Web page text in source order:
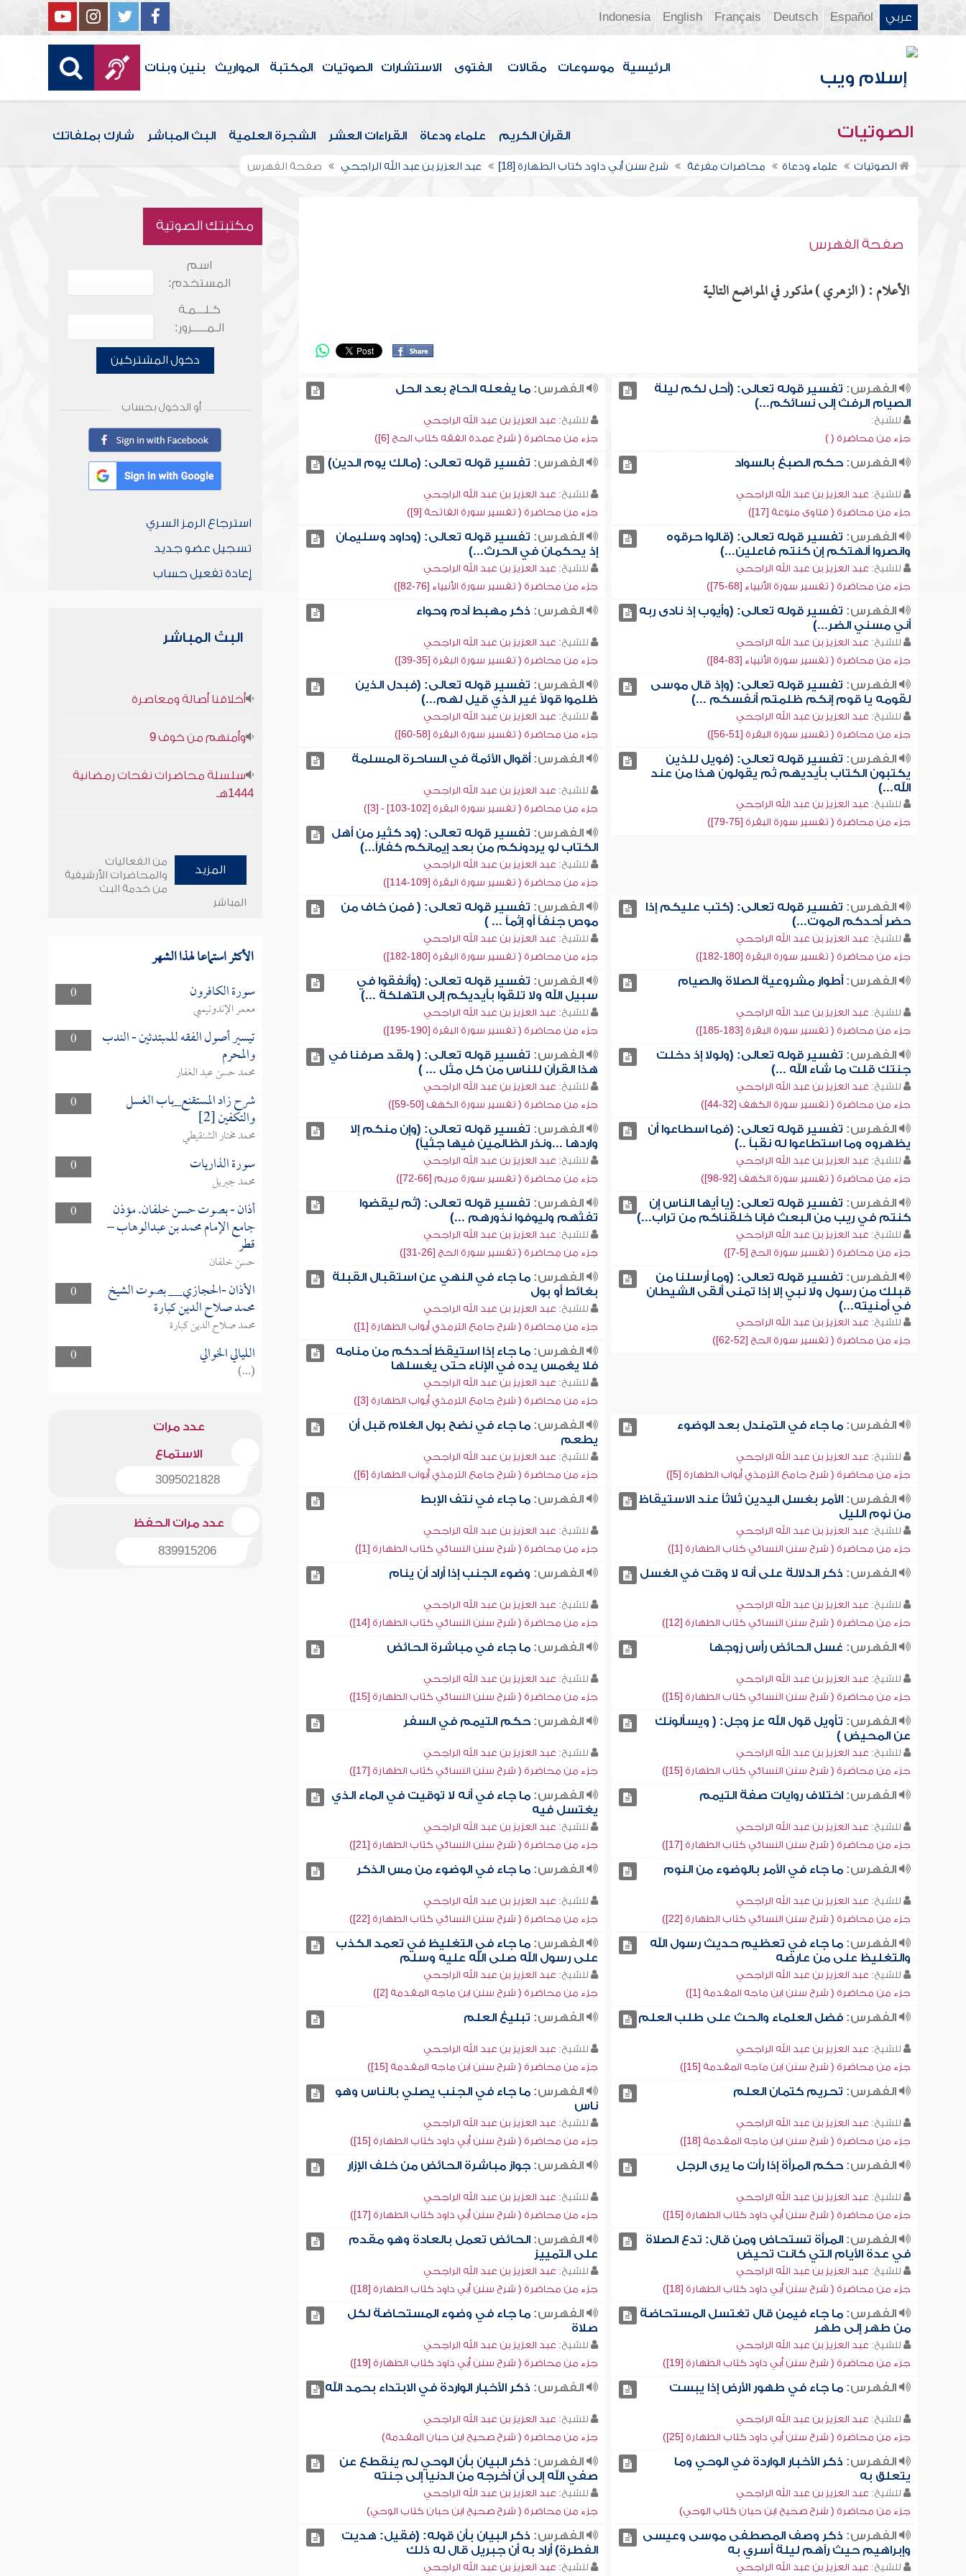
عربي Español
Deutsch
Français
English
Indonesia
الرئيسية موسوعات مقالات الفتوى الاستشارات الصوتيات المكتبة المواريث بنين وبنات
الصوتيات القرآن الكريم علماء ودعاة القراءات العشر الشجرة العلمية البث المباشر شارك بملفاتك
الصوتيات علماء ودعاة محاضرات مفرغة شرح سنن أبي داود كتاب الطهارة [18] عبد العزيز بن عبد الله الراجحي صفحة الفهرس
صفحة الفهرس
الأعلام : ( الزهري ) مذكور في المواضع التالية
الفهرس: تفسير قوله تعالى: (أحل لكم ليلة
الصيام الرفث إلى نسائكم...)
للشيخ:
جزء من محاضرة ( )
الفهرس: ما يفعله الحاج بعد الحل
للشيخ: عبد العزيز بن عبد الله الراجحي
جزء من محاضرة ( شرح عمدة الفقه كتاب الحج [6])
الفهرس:حكم الصبغ بالسواد
للشيخ: عبد العزيز بن عبد الله الراجحي
جزء من محاضرة ( فتاوى منوعة [17])
الفهرس: تفسير قوله تعالى: (مالك يوم الدين)
للشيخ: عبد العزيز بن عبد الله الراجحي
جزء من محاضرة ( تفسير سورة الفاتحة [9])
الفهرس: تفسير قوله تعالى: (قالوا حرقوه
وانصروا آلهتكم إن كنتم فاعلين...)
للشيخ: عبد العزيز بن عبد الله الراجحي
جزء من محاضرة ( تفسير سورة الأنبياء [68-75])
الفهرس: تفسير قوله تعالى: (وداود وسليمان
إذ يحكمان في الحرث...)
للشيخ: عبد العزيز بن عبد الله الراجحي
جزء من محاضرة ( تفسير سورة الأنبياء [76-82])
الفهرس: تفسير قوله تعالى: (وأيوب إذ نادى ربه
أني مسني الضر...)
للشيخ: عبد العزيز بن عبد الله الراجحي
جزء من محاضرة ( تفسير سورة الأنبياء [83-84])
الفهرس: ذكر مهبط آدم وحواء
للشيخ: عبد العزيز بن عبد الله الراجحي
جزء من محاضرة ( تفسير سورة البقرة [35-39])
الفهرس: تفسير قوله تعالى: (وإذ قال موسى
لقومه يا قوم إنكم ظلمتم أنفسكم ...)
للشيخ: عبد العزيز بن عبد الله الراجحي
جزء من محاضرة ( تفسير سورة البقرة [51-56])
الفهرس: تفسير قوله تعالى: (فبدل الذين
ظلموا قولاً غير الذي قيل لهم...)
للشيخ: عبد العزيز بن عبد الله الراجحي
جزء من محاضرة ( تفسير سورة البقرة [58-60])
الفهرس: تفسير قوله تعالى: (فويل للذين
يكتبون الكتاب بأيديهم ثم يقولون هذا من عند
الله...)
للشيخ: عبد العزيز بن عبد الله الراجحي
جزء من محاضرة ( تفسير سورة البقرة [75-79])
الفهرس: أقوال الأئمة في الساحرة المسلمة
للشيخ: عبد العزيز بن عبد الله الراجحي
جزء من محاضرة ( تفسير سورة البقرة [102-103] - [3])
الفهرس: تفسير قوله تعالى: (ود كثير من أهل
الكتاب لو يردونكم من بعد إيمانكم كفاراً...)
للشيخ: عبد العزيز بن عبد الله الراجحي
جزء من محاضرة ( تفسير سورة البقرة [109-114])
الفهرس: تفسير قوله تعالى: (كتب عليكم إذا
حضر أحدكم الموت...)
للشيخ: عبد العزيز بن عبد الله الراجحي
جزء من محاضرة ( تفسير سورة البقرة [180-182])
الفهرس: تفسير قوله تعالى: ( فمن خاف من
موص جنفاً أو إثماً ... )
للشيخ: عبد العزيز بن عبد الله الراجحي
جزء من محاضرة ( تفسير سورة البقرة [180-182])
الفهرس:أطوار مشروعية الصلاة والصيام
للشيخ: عبد العزيز بن عبد الله الراجحي
جزء من محاضرة ( تفسير سورة البقرة [183-185])
الفهرس: تفسير قوله تعالى: (وأنفقوا في
سبيل الله ولا تلقوا بأيديكم إلى التهلكة ...)
للشيخ: عبد العزيز بن عبد الله الراجحي
جزء من محاضرة ( تفسير سورة البقرة [190-195])
الفهرس: تفسير قوله تعالى: (ولولا إذ دخلت
جنتك قلت ما شاء الله ...)
للشيخ: عبد العزيز بن عبد الله الراجحي
جزء من محاضرة ( تفسير سورة الكهف [32-44])
الفهرس: تفسير قوله تعالى: ( ولقد صرفنا في
هذا القرآن للناس من كل مثل ... )
للشيخ: عبد العزيز بن عبد الله الراجحي
جزء من محاضرة ( تفسير سورة الكهف [50-59])
الفهرس: تفسير قوله تعالى: (فما اسطاعوا أن
يظهروه وما استطاعوا له نقباً ..)
للشيخ: عبد العزيز بن عبد الله الراجحي
جزء من محاضرة ( تفسير سورة الكهف [92-98])
الفهرس: تفسير قوله تعالى: (وإن منكم إلا
واردها ...ونذر الظالمين فيها جثياً)
للشيخ: عبد العزيز بن عبد الله الراجحي
جزء من محاضرة ( تفسير سورة مريم [66-72])
الفهرس: تفسير قوله تعالى: (يا أيها الناس إن
كنتم في ريب من البعث فإنا خلقناكم من تراب...)
للشيخ: عبد العزيز بن عبد الله الراجحي
جزء من محاضرة ( تفسير سورة الحج [5-7])
الفهرس: تفسير قوله تعالى: (ثم ليقضوا
تفثهم وليوفوا نذورهم ...)
للشيخ: عبد العزيز بن عبد الله الراجحي
جزء من محاضرة ( تفسير سورة الحج [26-31])
الفهرس: تفسير قوله تعالى: (وما أرسلنا من
قبلك من رسول ولا نبي إلا إذا تمنى ألقى الشيطان
في أمنيته...)
للشيخ: عبد العزيز بن عبد الله الراجحي
جزء من محاضرة ( تفسير سورة الحج [52-62])
الفهرس: ما جاء في النهي عن استقبال القبلة
بغائط أو بول
للشيخ: عبد العزيز بن عبد الله الراجحي
جزء من محاضرة ( شرح جامع الترمذي أبواب الطهارة [1])
الفهرس: ما جاء إذا استيقظ أحدكم من منامه
فلا يغمس يده في الإناء حتى يغسلها
للشيخ: عبد العزيز بن عبد الله الراجحي
جزء من محاضرة ( شرح جامع الترمذي أبواب الطهارة [3])
الفهرس:ما جاء في التمندل بعد الوضوء
للشيخ: عبد العزيز بن عبد الله الراجحي
جزء من محاضرة ( شرح جامع الترمذي أبواب الطهارة [5])
الفهرس: ما جاء في نضح بول الغلام قبل أن
يطعم
للشيخ: عبد العزيز بن عبد الله الراجحي
جزء من محاضرة ( شرح جامع الترمذي أبواب الطهارة [6])
الفهرس:الأمر بغسل اليدين ثلاثاً عند الاستيقاظ
من نوم الليل
للشيخ: عبد العزيز بن عبد الله الراجحي
جزء من محاضرة ( شرح سنن النسائي كتاب الطهارة [1])
الفهرس: ما جاء في نتف الإبط
للشيخ: عبد العزيز بن عبد الله الراجحي
جزء من محاضرة ( شرح سنن النسائي كتاب الطهارة [1])
الفهرس: ذكر الدلالة على أنه لا وقت في الغسل
للشيخ: عبد العزيز بن عبد الله الراجحي
جزء من محاضرة ( شرح سنن النسائي كتاب الطهارة [12])
الفهرس: وضوء الجنب إذا أراد أن ينام
للشيخ: عبد العزيز بن عبد الله الراجحي
جزء من محاضرة ( شرح سنن النسائي كتاب الطهارة [14])
الفهرس: غسل الحائض رأس زوجها
للشيخ: عبد العزيز بن عبد الله الراجحي
جزء من محاضرة ( شرح سنن النسائي كتاب الطهارة [15])
الفهرس: ما جاء في مباشرة الحائض
للشيخ: عبد العزيز بن عبد الله الراجحي
جزء من محاضرة ( شرح سنن النسائي كتاب الطهارة [15])
الفهرس: تأويل قول الله عز وجل: ( ويسألونك
عن المحيض )
للشيخ: عبد العزيز بن عبد الله الراجحي
جزء من محاضرة ( شرح سنن النسائي كتاب الطهارة [15])
الفهرس: حكم التيمم في السفر
للشيخ: عبد العزيز بن عبد الله الراجحي
جزء من محاضرة ( شرح سنن النسائي كتاب الطهارة [17])
الفهرس:اختلاف روايات صفة التيمم
للشيخ: عبد العزيز بن عبد الله الراجحي
جزء من محاضرة ( شرح سنن النسائي كتاب الطهارة [17])
الفهرس: ما جاء في أنه لا توقيت في الماء الذي
يغتسل فيه
للشيخ: عبد العزيز بن عبد الله الراجحي
جزء من محاضرة ( شرح سنن النسائي كتاب الطهارة [21])
الفهرس:ما جاء في الأمر بالوضوء من النوم
للشيخ: عبد العزيز بن عبد الله الراجحي
جزء من محاضرة ( شرح سنن النسائي كتاب الطهارة [22])
الفهرس: ما جاء في الوضوء من مس الذكر
للشيخ: عبد العزيز بن عبد الله الراجحي
جزء من محاضرة ( شرح سنن النسائي كتاب الطهارة [22])
الفهرس:ما جاء في تعظيم حديث رسول الله
والتغليظ على من عارضه
للشيخ: عبد العزيز بن عبد الله الراجحي
جزء من محاضرة ( شرح سنن ابن ماجه المقدمة [1])
الفهرس: ما جاء في التغليظ في تعمد الكذب
على رسول الله صلى الله عليه وسلم
للشيخ: عبد العزيز بن عبد الله الراجحي
جزء من محاضرة ( شرح سنن ابن ماجه المقدمة [2])
الفهرس:فضل العلماء والحث على طلب العلم
للشيخ: عبد العزيز بن عبد الله الراجحي
جزء من محاضرة ( شرح سنن ابن ماجه المقدمة [15])
الفهرس: تبليغ العلم
للشيخ: عبد العزيز بن عبد الله الراجحي
جزء من محاضرة ( شرح سنن ابن ماجه المقدمة [15])
الفهرس: تحريم كتمان العلم
للشيخ: عبد العزيز بن عبد الله الراجحي
جزء من محاضرة ( شرح سنن ابن ماجه المقدمة [18])
الفهرس: ما جاء في الجنب يصلي بالناس وهو
ناس
للشيخ: عبد العزيز بن عبد الله الراجحي
جزء من محاضرة ( شرح سنن أبي داود كتاب الطهارة [15])
الفهرس:حكم المرأة إذا رأت ما يرى الرجل
للشيخ: عبد العزيز بن عبد الله الراجحي
جزء من محاضرة ( شرح سنن أبي داود كتاب الطهارة [15])
الفهرس: جواز مباشرة الحائض من خلف الإزار
للشيخ: عبد العزيز بن عبد الله الراجحي
جزء من محاضرة ( شرح سنن أبي داود كتاب الطهارة [17])
الفهرس:المرأة تستحاض ومن قال: تدع الصلاة
في عدة الأيام التي كانت تحيض
للشيخ: عبد العزيز بن عبد الله الراجحي
جزء من محاضرة ( شرح سنن أبي داود كتاب الطهارة [18])
الفهرس: الحائض تعمل بالعادة وهو مقدم
على التمييز
للشيخ: عبد العزيز بن عبد الله الراجحي
جزء من محاضرة ( شرح سنن أبي داود كتاب الطهارة [18])
الفهرس:ما جاء فيمن قال تغتسل المستحاضة
من طهر إلى طهر
للشيخ: عبد العزيز بن عبد الله الراجحي
جزء من محاضرة ( شرح سنن أبي داود كتاب الطهارة [19])
الفهرس: ما جاء في وضوء المستحاضة لكل
صلاة
للشيخ: عبد العزيز بن عبد الله الراجحي
جزء من محاضرة ( شرح سنن أبي داود كتاب الطهارة [19])
الفهرس:ما جاء في طهور الأرض إذا يبست
للشيخ: عبد العزيز بن عبد الله الراجحي
جزء من محاضرة ( شرح سنن أبي داود كتاب الطهارة [25])
الفهرس: ذكر الأخبار الواردة في الابتداء بحمد الله
للشيخ: عبد العزيز بن عبد الله الراجحي
جزء من محاضرة ( شرح صحيح ابن حبان المقدمة)
الفهرس: ذكر الأخبار الواردة في الوحي وما
يتعلق به
للشيخ: عبد العزيز بن عبد الله الراجحي
جزء من محاضرة ( شرح صحيح ابن حبان كتاب الوحي)
الفهرس: ذكر البيان بأن الوحي لم ينقطع عن
صفي الله إلى أن أخرجه من الدنيا إلى جنته
للشيخ: عبد العزيز بن عبد الله الراجحي
جزء من محاضرة ( شرح صحيح ابن حبان كتاب الوحي)
الفهرس: ذكر وصف المصطفى موسى وعيسى
وإبراهيم حيث رآهم ليلة أسري به
للشيخ: عبد العزيز بن عبد الله الراجحي
الفهرس: ذكر البيان بأن قوله: (فقيل: هديت
الفطرة) أراد به أن جبريل قال له ذلك
للشيخ: عبد العزيز بن عبد الله الراجحي
مكتبتك الصوتية
اسم
المستخدم:
كـلـــمـة
الـمـــــرور:
دخول المشتركين
أو الدخول بحساب
استرجاع الرمز السري
تسجيل عضو جديد
إعادة تفعيل حساب
البث المباشر
أخلاقنا أصالة ومعاصرة
وأمنهم من خوف 9
سلسلة محاضرات نفحات رمضانية
1444هـ
المزيد
من الفعاليات
والمحاضرات الأرشيفية
من خدمة البث
المباشر
الأكثر استماعا لهذا الشهر
0 سورة الكافرون
معمر الإندونيسي
0
تيسير أصول الفقه للمبتدئين - الندب
والمحرم
محمد حسن عبد الغفار
0
شرح زاد المستقنع_باب الغسل
والتكفين [2]
محمد مختار الشنقيطي
0
سورة الذاريات
محمد جبريل
0
أذان - بصوت حسن خلفان. مؤذن
جامع الإمام محمد بن عبدالوهاب –
قطر
حسن خلفان
0
الأذان -الحجازي__ بصوت الشيخ
محمد صلاح الدين كبارة
محمد صلاح الدين كبارة
0
الليالي الخوالي
(...)
عدد مرات
الاستماع
3095021828
عدد مرات الحفظ
839915206